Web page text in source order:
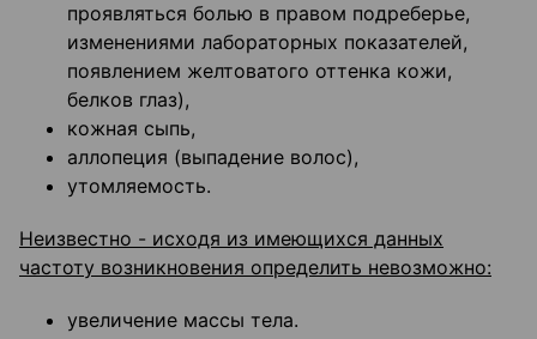
проявляться болью в правом подреберье,
изменениями лабораторных показателей,
появлением желтоватого оттенка кожи,
белков глаз),
кожная сыпь,
аллопеция (выпадение волос),
утомляемость.
Неизвестно - исходя из имеющихся данных
частоту возникновения определить невозможно:
увеличение массы тела.